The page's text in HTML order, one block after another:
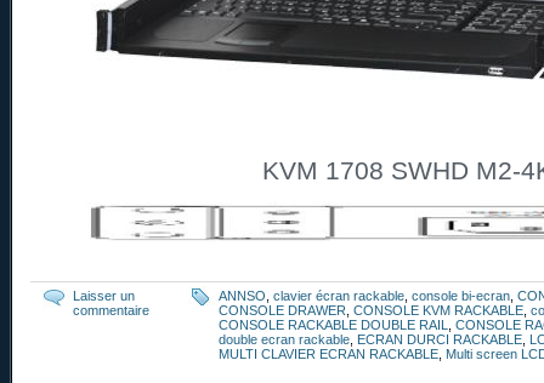
KVM 1708 SWHD M2-
Laisser un
commentaire
ANNSO clavier écran rackable console bi-ecran
CONSOLE DRAWER CONSOLE KVM RACKABLE
CONSOLE RACKABLE DOUBLE RAIL
CONSOLE
double ecran rackable ECRAN DURCI RACKABLE
MULTI CLAVIER ECRAN RACKABLE Multi screen